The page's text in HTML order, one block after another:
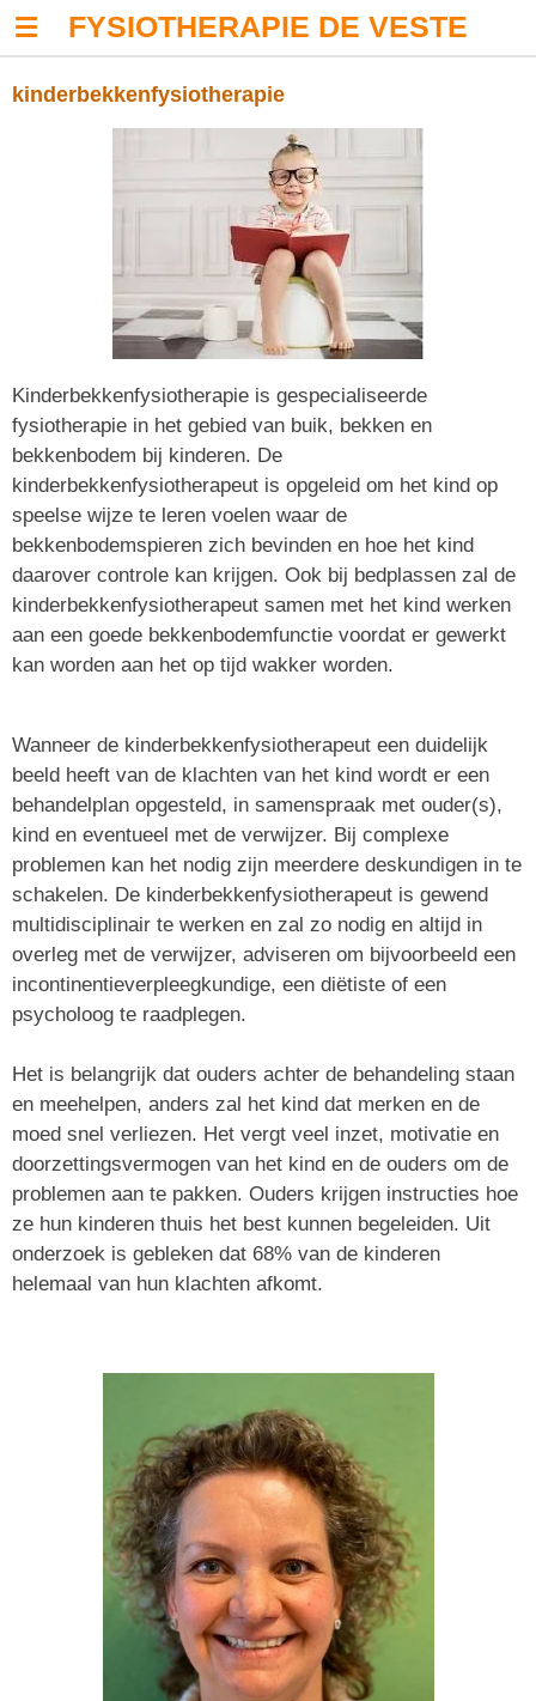
Ga
direct
naar
FYSIOTHERAPIE DE VESTE
kinderbekkenfysiotherapie
Kinderbekkenfysiotherapie is gespecialiseerde
fysiotherapie in het gebied van buik, bekken en
bekkenbodem bij kinderen. De
kinderbekkenfysiotherapeut is opgeleid om het kind op
speelse wijze te leren voelen waar de
bekkenbodemspieren zich bevinden en hoe het kind
daarover controle kan krijgen. Ook bij bedplassen zal de
kinderbekkenfysiotherapeut samen met het kind werken
aan een goede bekkenbodemfunctie voordat er gewerkt
kan worden aan het op tijd wakker worden.
Wanneer de kinderbekkenfysiotherapeut een duidelijk
beeld heeft van de klachten van het kind wordt er een
behandelplan opgesteld, in samenspraak met ouder(s),
kind en eventueel met de verwijzer. Bij complexe
problemen kan het nodig zijn meerdere deskundigen in te
schakelen. De kinderbekkenfysiotherapeut is gewend
multidisciplinair te werken en zal zo nodig en altijd in
overleg met de verwijzer, adviseren om bijvoorbeeld een
incontinentie­verpleegkundige, een diëtiste of een
psycholoog te raadplegen.
Het is belangrijk dat ouders achter de behandeling staan
en meehelpen, anders zal het kind dat merken en de
moed snel verliezen. Het vergt veel inzet, motivatie en
doorzettings­vermogen van het kind en de ouders om de
problemen aan te pakken. Ouders krijgen instructies hoe
ze hun kinderen thuis het best kunnen begeleiden. Uit
onderzoek is gebleken dat 68% van de kinderen
helemaal van hun klachten afkomt.